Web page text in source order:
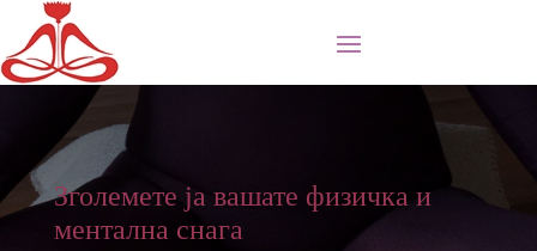
Зголемете ја вашате физичка и
ментална снага